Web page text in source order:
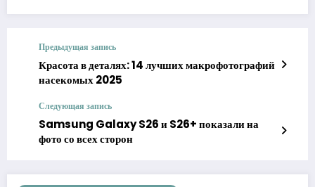
Предыдущая запись
Красота в деталях: 14 лучших макрофотографий
насекомых 2025
Следующая запись
Samsung Galaxy S26 и S26+ показали на
фото со всех сторон